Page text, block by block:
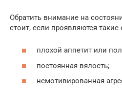
Обратить внимание на
стоит, если проявляются
плохой аппетит или
постоянная вялость;
немотивированная